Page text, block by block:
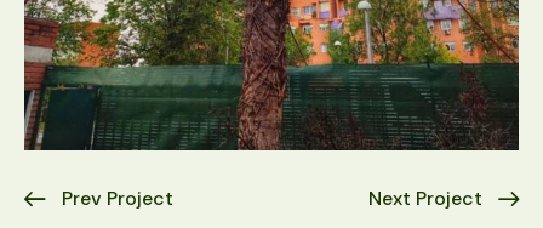
Prev Project Next Project